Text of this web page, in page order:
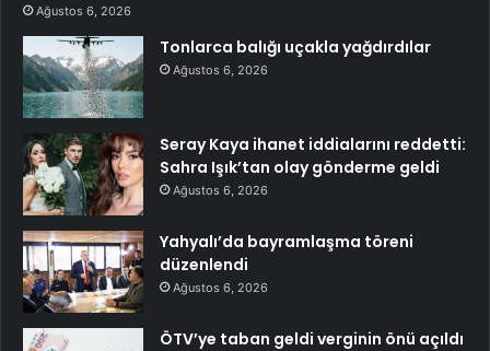
Ağustos 6, 2026
Tonlarca balığı uçakla yağdırdılar
Ağustos 6, 2026
Seray Kaya ihanet iddialarını reddetti:
Sahra Işık’tan olay gönderme geldi
Ağustos 6, 2026
Yahyalı’da bayramlaşma töreni
düzenlendi
Ağustos 6, 2026
ÖTV’ye taban geldi verginin önü açıldı